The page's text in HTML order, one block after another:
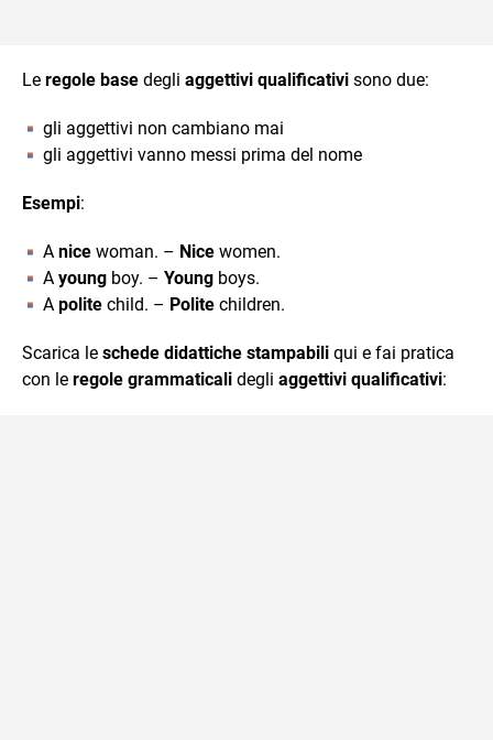
Le regole base degli aggettivi qualificativi sono due:
gli aggettivi non cambiano mai
gli aggettivi vanno messi prima del nome
Esempi:
A nice woman. – Nice women.
A young boy. – Young boys.
A polite child. – Polite children.
Scarica le schede didattiche stampabili qui e fai pratica
con le regole grammaticali degli aggettivi qualificativi: